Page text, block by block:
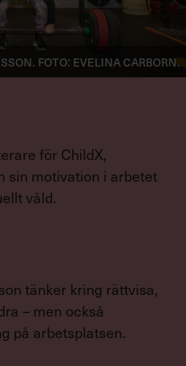
för ChildX,
sin motivation i arbetet
våld.
tänker kring rättvisa,
– men också
på arbetsplatsen.
Foto: Evelina Carborn.